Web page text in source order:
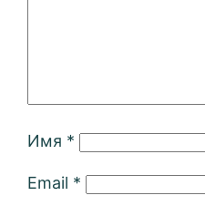
Имя *
Email *